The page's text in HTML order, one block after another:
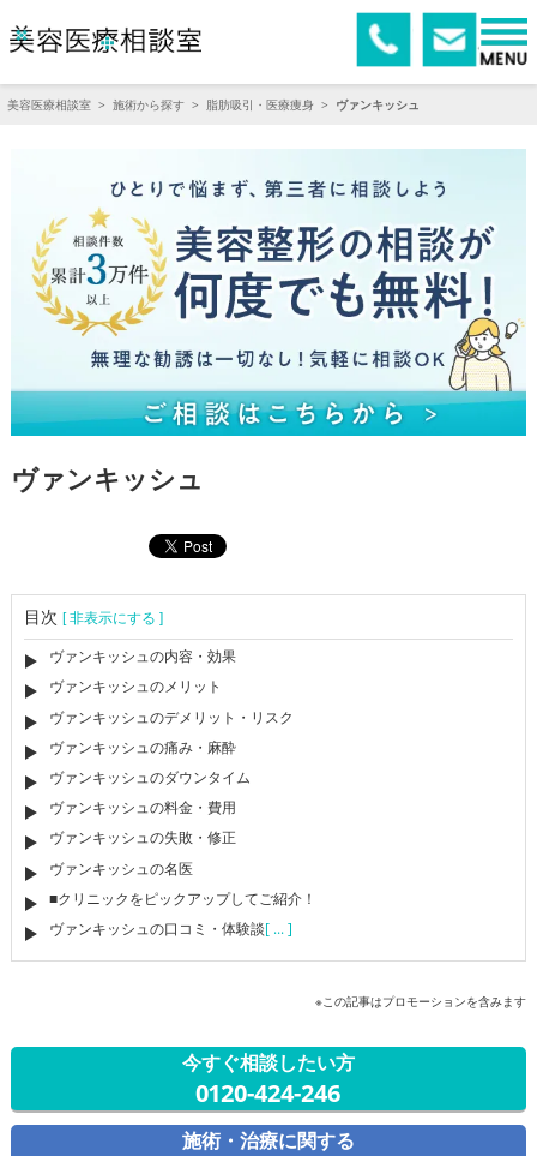
美容医療相談室 > 施術から探す > 脂肪吸引・医療痩身 > ヴァンキッシュ
ヴァンキッシュ
目次[ 非表示にする ]
ヴァンキッシュの内容・効果
ヴァンキッシュのメリット
ヴァンキッシュのデメリット・リスク
ヴァンキッシュの痛み・麻酔
ヴァンキッシュのダウンタイム
ヴァンキッシュの料金・費用
ヴァンキッシュの失敗・修正
ヴァンキッシュの名医
■クリニックをピックアップしてご紹介！
ヴァンキッシュの口コミ・体験談[ ... ]
※この記事はプロモーションを含みます
今すぐ相談したい方
0120-424-246
施術・治療に関する